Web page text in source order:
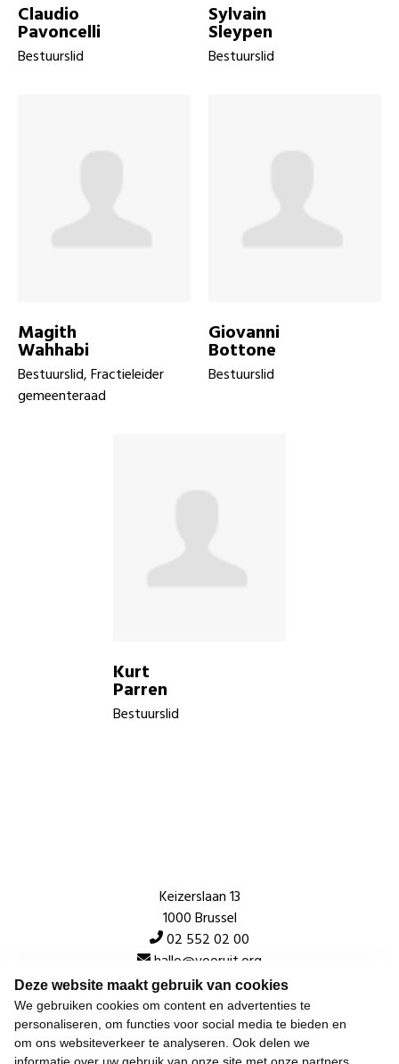
Deze website maakt gebruik van cookies
We gebruiken cookies om content en advertenties te
personaliseren, om functies voor social media te bieden en
om ons websiteverkeer te analyseren. Ook delen we
Claudio
Pavoncelli
Bestuurslid
Sylvain
Sleypen
Bestuurslid
Magith
Wahhabi
Bestuurslid, Fractieleider
gemeenteraad
Giovanni
Bottone
Bestuurslid
Kurt
Parren
Bestuurslid
Keizerslaan 13
1000 Brussel
02 552 02 00
hallo@vooruit.org
Snel
Over de beweging